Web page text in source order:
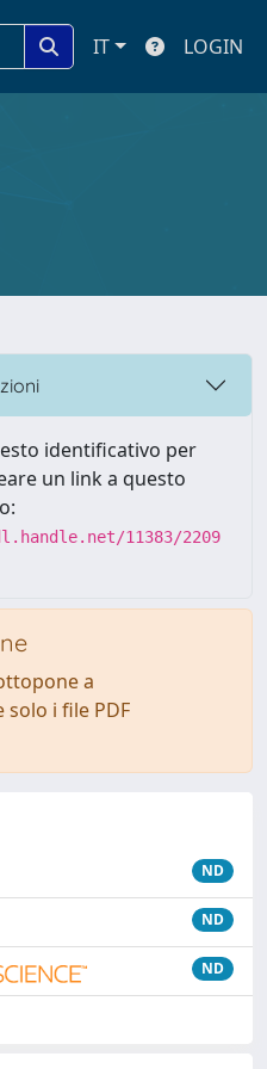
IT LOGIN
identificativo per
un link a questo
11383/2209
a
solo i file PDF
ND
ND
ND